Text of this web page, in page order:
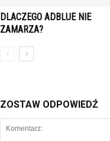
DLACZEGO ADBLUE NIE
ZAMARZA?
ZOSTAW ODPOWIEDŹ